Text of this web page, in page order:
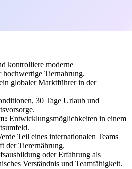
kontrolliere moderne
Tiernahrung.
globaler Marktführer in der
30 Tage Urlaub und
Entwicklungsmöglichkeiten in einem
Teil eines internationalen Teams
der Tierernährung.
oder Erfahrung als
Verständnis und Teamfähigkeit.